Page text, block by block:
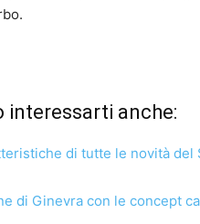
interessarti anche:
di tutte le novità del
di Ginevra con le concept